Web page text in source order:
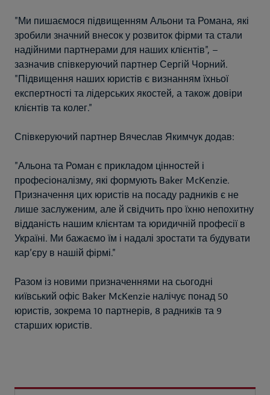
"Ми пишаємося підвищенням Альони та Романа, які
зробили значний внесок у розвиток фірми та стали
надійними партнерами для наших клієнтів", –
зазначив співкеруючий партнер Сергій Чорний.
"Підвищення наших юристів є визнанням їхньої
експертності та лідерських якостей, а також довіри
клієнтів та колег."
Співкеруючий партнер Вячеслав Якимчук додав:
"Альона та Роман є прикладом цінностей і
професіоналізму, які формують Baker McKenzie.
Призначення цих юристів на посаду радників є не
лише заслуженим, але й свідчить про їхню непохитну
відданість нашим клієнтам та юридичній професії в
Україні. Ми бажаємо їм і надалі зростати та будувати
кар’єру в нашій фірмі."
Разом із новими призначеннями на сьогодні
київський офіс Baker McKenzie налічує понад 50
юристів, зокрема 10 партнерів, 8 радників та 9
старших юристів.